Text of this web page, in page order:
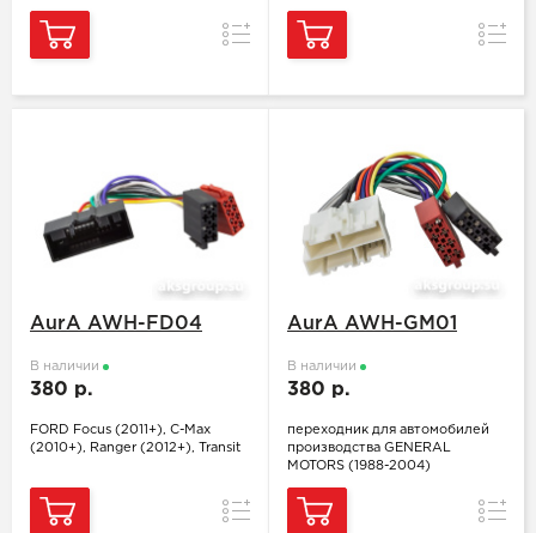
Сравнение
AurA AWH-FD04
В наличии
380 р.
FORD Focus (2011+), C-Max
(2010+), Ranger (2012+), Transit
Сравнение
AurA AWH-GM01
В наличии
380 р.
переходник для автомобилей
производства GENERAL
MOTORS (1988-2004)